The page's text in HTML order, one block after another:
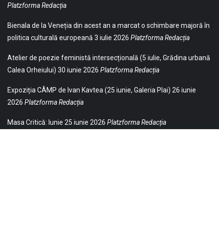
Platzforma Redacția
Bienala de la Veneția din acest an a marcat o schimbare majoră în
politica culturală europeană 3 iulie 2026 Platzforma Redacția
Atelier de poezie feministă intersecțională (5 iulie, Grădina urbană
Calea Orheiului) 30 iunie 2026 Platzforma Redacția
Expoziția CÂMP de Ivan Kavtea (25 iunie, Galeria Plai) 26 iunie
2026 Platzforma Redacția
Masa Critică: Iunie 25 iunie 2026 Platzforma Redacția